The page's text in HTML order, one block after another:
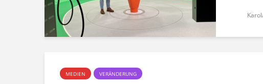
MEDIEN VERÄNDERUNG